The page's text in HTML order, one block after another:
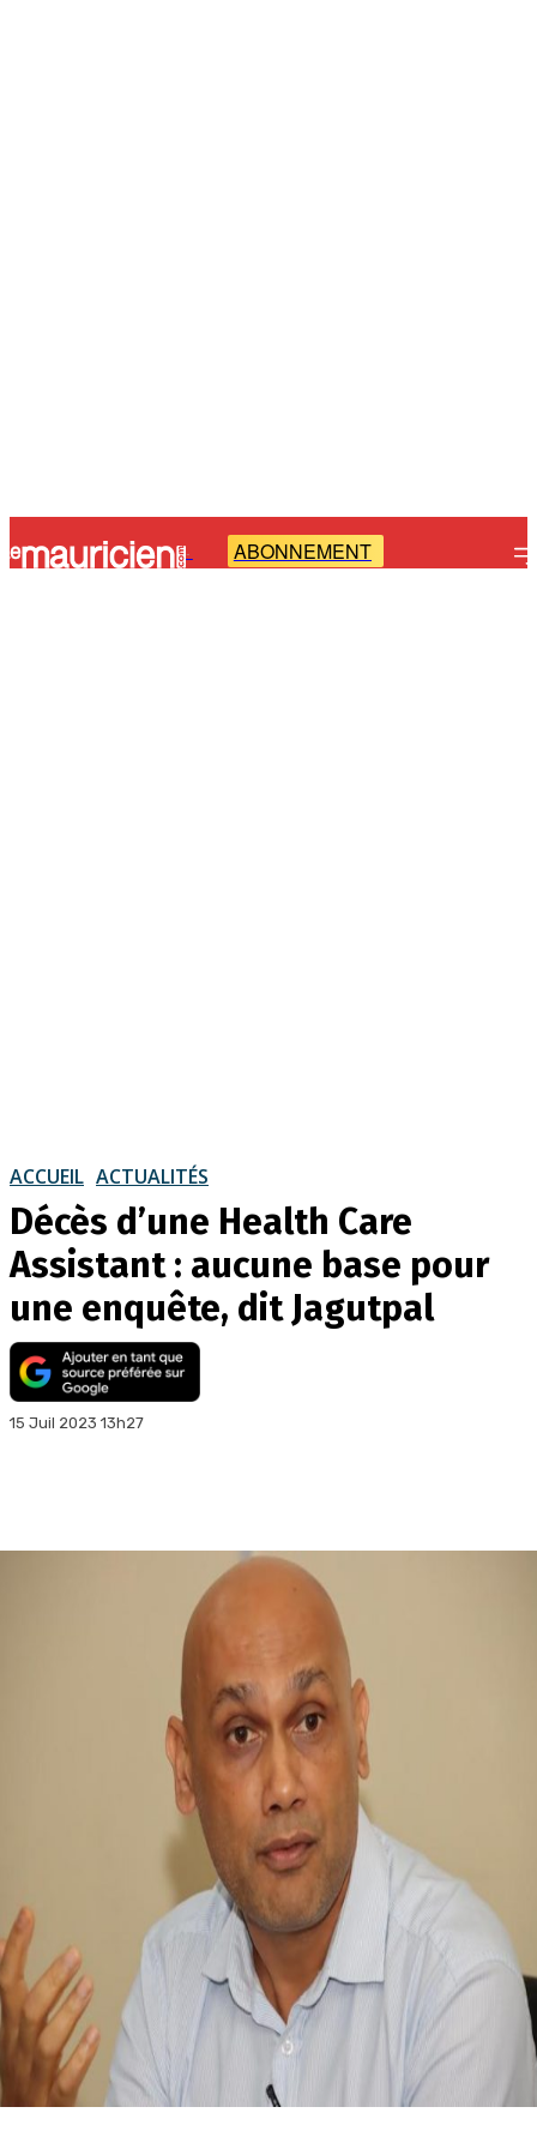
- ABONNEMENT
ACCUEIL ACTUALITÉS
Décès d’une Health Care
Assistant : aucune base pour
une enquête, dit Jagutpal
15 Juil 2023 13h27